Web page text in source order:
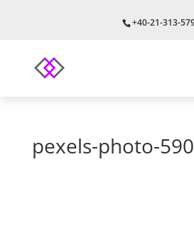
+40-21-313-
pexels-photo-